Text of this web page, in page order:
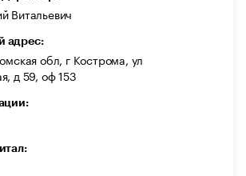
Витальевич
адрес:
обл, г Кострома, ул
д 59, оф 153